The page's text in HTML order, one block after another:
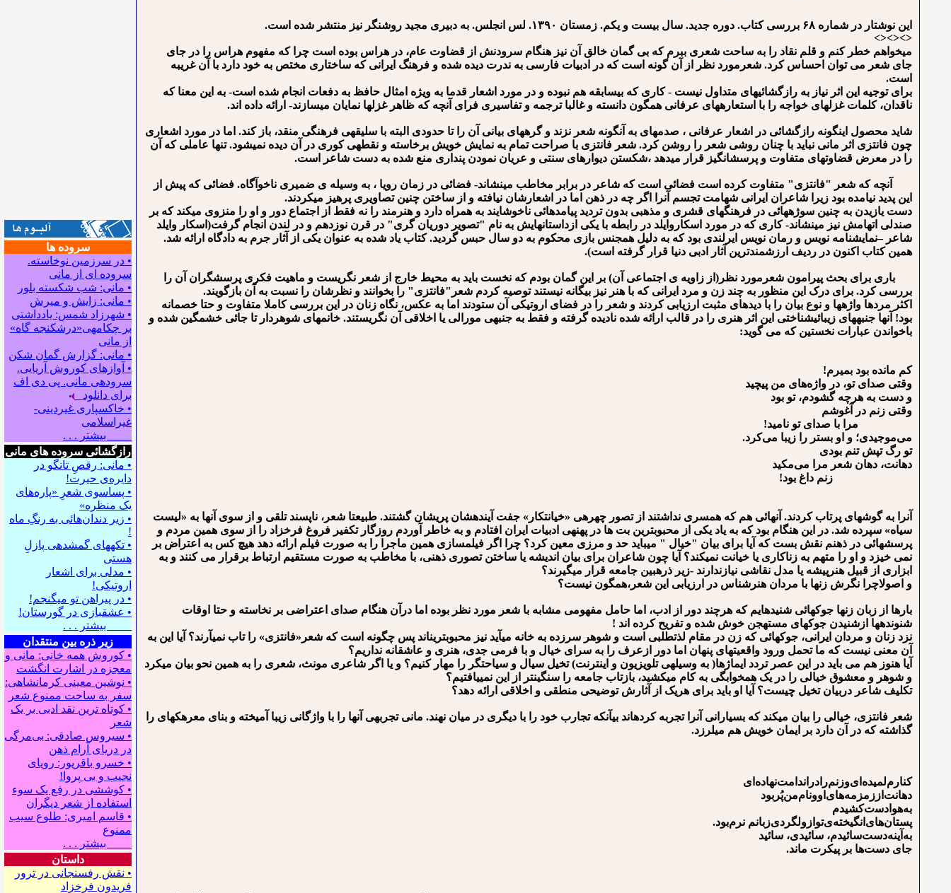
سروده ها
• در سرزمین نوخاسته.
سروده ای از مانی
• مانی: شب شکسته بلور
• مانی: زایش و میرش
• شهرزاد شمس: یادداشتی
بر چکامه‍ی«درشکنجه گاه»
از مانی
• مانی: گزارش گمان شکن
• آوازهای کوروش آریایی.
سروده‍ی مانی. پی دی اف
برای دانلود
• خاکسپاری غیردینی-
غیراسلامی
بیشتر . . .
رازگشائی سروده های مانی
• مانی: رقصِ تانگو در
دایره‌ی حیرت!
• پساسوی شعرِ «پاره‌های
یک منظره»
• زیر دندان‌هائی به رنگِ ماه
!
• تکه⁪های گمشده⁪ی پازلِ
هستی
• مدلی برای اشعار
اروتیکی!
• در پیراهن تو می⁪گنجم!
• عشقبازی در گورستان!
بیشتر . . .
زیر ذره بین منتقدان
• کوروش همه خانی: مانی و
معجزه در اشارت انگشت
• نوشین معینی کرمانشاهی:
سفر به ساحت ممنوع شعر
• کوتاه ترین نقد ادبی بر یک
شعر
• سیروس صادقی: بی‌مرگی
در دریای آرام ذهن
• خسرو باقرپور: ﺭوﻳﺎﻯ
ﻧﺠﻴﺐ ﻭ ﺑﻰ ﭘﺮﻭﺍ!
• کوششی در رفع یک سوء
استفاده از شعر دیگران
• قاسم امیری: طلوع سیب
ممنوع
بیشتر . . .
داستان
• نقش رفسنجانی در ترور
فریدون فرخزاد
این نوشتار در شماره ۶۸ بررسی کتاب. دوره جدید. سال بیست و یکم. زمستان ۱۳۹۰. لس انجلس. به دبیری مجید روشنگر نیز منتشر شده است.
<><><>
می⁪خواهم خطر کنم و قلم نقاد را به ساحت شعری ببرم که بی گمان خالق آن نیز هنگام سرودنش از قضاوت عام، در هراس بوده است چرا که مفهوم هراس را در جای
جای شعر می توان احساس کرد. شعرمورد نظر از آن گونه است که در ادبیات فارسی به ندرت دیده شده و فرهنگ ایرانی که ساختاری مختص به خود دارد با آن غریبه
است.
برای توجیه این اثر نیاز به رازگشائی⁪های متداول نیست - کاری که بی⁪سابقه هم نبوده و در مورد اشعار قدما به ویژه امثال حافظ به دفعات انجام شده است- به این معنا که
ناقدان، کلمات غزل⁪های خواجه را با استعاره⁪های عرفانی همگون دانسته و غالبا ترجمه و تفاسیری فرای آنچه که ظاهر غزل⁪ها نمایان می⁪سازند- ارائه داده اند.
شاید محصول اینگونه رازگشائی در اشعار عرفانی ، صدمه⁪ای به آنگونه شعر نزند و گره⁪های بیانی آن را تا حدودی البته با سلیقه⁪ی فرهنگی منقد، باز کند. اما در مورد اشعاری
چون فانتزی اثر مانی نباید با چنان روشی شعر را روشن کرد. شعر فانتزی با صراحت تمام به نمایش خویش برخاسته و نقطه⁪ی کوری در آن دیده نمی⁪شود. تنها عاملی که آن
را در معرض قضاوت⁪های متفاوت و پرسش⁪انگیز قرار می⁪دهد ،شکستن دیوارهای سنتی و عریان نمودن پنداری منع شده به دست شاعر است.
آنچه که شعر "فانتزی" متفاوت کرده است فضائی است که شاعر در برابر مخاطب می⁪نشاند- فضائی در زمان رویا ، به وسیله ی ضمیری ناخوآگاه. فضائی که پیش از
این پدید نیامده بود زیرا شاعران ایرانی شهامت تجسم آنرا اگر چه در ذهن اما در اشعارشان نیافته و از ساختن چنین تصاویری پرهیز می⁪کردند.
دست یازیدن به چنین سوژه⁪هائی در فرهنگ⁪های قشری و مذهبی بدون تردید پیامد⁪هائی ناخوشایند به همراه دارد و هنرمند را نه فقط از اجتماع دور و او را منزوی می⁪کند که بر
صندلی اتهامش نیز می⁪نشاند- کاری که در مورد اسکاروایلد در رابطه با یکی ازداستان⁪هایش به نام "تصویر دوریان⁪ گری" در قرن نوزدهم و در لندن انجام گرفت(اسکار وایلد
شاعر –نمایشنامه نویس و رمان نویس ایرلندی بود که به دلیل همجنس بازی محکوم به دو سال حبس گردید. کتاب یاد شده به عنوان یکی از آثار جرم به دادگاه ارائه شد.
همین کتاب اکنون در ردیف ارزشمندترین آثار ادبی دنیا قرار گرفته است).
باری برای بحث پیرامون شعرمورد نظر(از زاویه ی اجتماعی آن) بر این گمان بودم که نخست باید به محیط خارج از شعر نگریست و ماهیت فکری پرسشگران آن را
بررسی کرد. برای درک این منظور به چند زن و مرد ایرانی که با هنر نیز بیگانه نیستند توصیه کردم شعر"فانتزی" را بخوانند و نظرشان را نسبت به آن بازگویند.
اکثر مردها واژه⁪ها و نوع بیان را با دیده⁪ای مثبت ارزیابی کردند و شعر را در فضای اروتیکی آن ستودند اما به عکس، نگاه زنان در این بررسی کاملا متفاوت و حتا خصمانه
بود! آن⁪ها جنبه⁪های زیبائی⁪شناختی این اثر هنری را در قالب ارائه شده نادیده گرفته و فقط به جنبه⁪ی مورالی یا اخلاقی آن نگریستند. خانم⁪های شوهردار تا جائی خشمگین شده و
باخواندن عبارات نخستین که می گوید:
ﻛﻢ ﻣﺎﻧﺪﻩ ﺑﻮﺩ ﺑﻤﻴﺮﻡ!
ﻭﻗﺘﻰ ﺻﺪﺍﻯ ﺗﻮ، ﺩﺭ ﻭﺍﮊﻩﻫﺎﻯ ﻣﻦ ﭘﻴﭽﻴﺪ
ﻭ ﺩﺳﺖ ﺑﻪ ﻫﺮﭼﻪ ﮔﺸﻮﺩﻡ، ﺗﻮ ﺑﻮﺩ
ﻭﻗﺘﻰ ﺯ‌نم ﺩﺭ ﺁﻏﻮشم
ﻣﺮﺍ ﺑﺎ ﺻﺪﺍﻯ ﺗﻮ ﻧﺎﻣﻴﺪ!
ﻣﻰﻣﻮﺟﻴﺪﻯ؛ ﻭ ﺍﻭ ﺑﺴﺘﺮ ﺭﺍ ﺯﻳﺒﺎ ﻣﻰﻛﺮﺩ.
ﺗﻮ ﺭﮒ ﺗﭙﺶ تنم ﺑﻮﺩﻯ
ﺩﻫﺎنت، ﺩﻫﺎﻥ ﺷﻌﺮ ﻣﺮﺍ ﻣﻰﻣﻜﻴﺪ
ﺯ‌نم ﺩﺍﻍ ﺑﻮﺩ!
آنرا به گوشه⁪ای پرتاب کردند. آن⁪هائی هم که همسری نداشتند از تصور چهره⁪ی «خیانتکار» جفت آینده⁪شان پریشان گشتند. طبیعتا شعر، ناپسند تلقی و از سوی آن⁪ها به «لیست
سیاه» سپرده شد. در این هنگام بود که به یاد یکی از محبوب⁪ترین بت ها در پهنه⁪ی ادبیات ایران افتادم و به خاطر آوردم روزگار تکفیر فروغ فرخزاد را از سوی همین مردم و
پرسش⁪هائی در ذهنم نقش بست که آیا برای بیان "خیال " می⁪باید حد و مرزی معین کرد؟ چرا اگر فیلمسازی همین ماجرا را به صورت فیلم ارائه دهد هیچ⁪ کس به اعتراض بر
نمی خیزد و او را متهم به زناکاری یا خیانت نمی⁪کند؟ آیا چون شاعران برای بیان ⁪اندیشه یا ساختن تصوری ذهنی، با مخاطب به صورت مستقیم ارتباط برقرار می⁪ کنند و به
ابزاری از قبیل هنرپیشه یا مدل نقاشی نیازندارند -زیر ذره⁪بین جامعه قرار می⁪گیرند؟
و اصولاچرا نگرش زن⁪ها با مردان هنرشناس در ارزیابی این شعر،همگون نیست؟
بارها از زبان زن⁪ها جوک⁪هائی شنیده⁪ایم که هرچند دور از ادب، اما حامل مفهومی مشابه با شعر مورد نظر بوده اما درآن هنگام صدای اعتراضی بر نخاسته و حتا اوقات
شنونده⁪ها ازشنیدن جوک⁪های مستهجن خوش شده و تفریح کرده اند !
نزد زنان و مردان ایرانی، جوک⁪هائی که زن در مقام لذت⁪طلبی است و شوهر سرزده به خانه می⁪آید نیز محبوب⁪ترین⁪اند پس چگونه است که شعر«فانتزی» را تاب نمی⁪آرند؟ آیا این به
آن معنی نیست که ما تحمل ورود واقعیت⁪های پنهان اما دور ازعرف را به سرای خیال و با فرمی جدی، هنری و عاشقانه نداریم؟
آیا هنوز هم می باید در این عصر تردد ایماژها( به وسیله⁪ی تلویزیون و اینترنت) تخیل سیال و سیاحتگر را مهار کنیم؟ و یا اگر شاعری مونث، شعری را به همین نحو بیان می⁪کرد
و شوهر و معشوق خیالی را در یک همخوابگی به کام می⁪کشید، بازتاب جامعه را سنگین⁪تر از این نمی⁪یافتیم؟
تکلیف شاعر دربیان تخیل چیست؟ آیا او باید برای هریک از آثارش توضیحی منطقی و اخلاقی ارائه دهد؟
شعر فانتزی، خیالی را بیان می⁪کند که بسیارانی آنرا تجربه کرده⁪اند بی⁪آنکه تجارب خود را با دیگری در میان نهند. مانی تجربه⁪ی آن⁪ها را با واژگانی زیبا آمیخته و بنای معره⁪که⁪ای را
گذاشته که در آن دارد بر ایمان خویش هم می⁪لرزد.
ﻛﻨﺎﺭﻡﻟﻤﻴﺪﻩﺍﻯﻭﺯ‌نمﺭﺍﺩﺭﺍﻧﺪﺍمتﻧﻬﺎﺩﻩﺍﻯ
ﺩﻫﺎنتﺍﺯﺯﻣﺰﻣﻪﻫﺎﻯﺍﻭﻭﻧﺎﻡﻣﻦپُرﺑﻮﺩ
ﺑﻪﻫﻮﺍﺩﺳتﻛﺸﻴﺪﻡ
ﭘﺴﺘﺎﻥﻫﺎﻯﺍﻧﮕﻴﺨﺘﻪﻯﺗﻮﺍﺯﻭﻟﮕﺮﺩﻯﺯﺑﺎ‌نم نرمﺑﻮﺩ.
ﺑﻪﺁﻳﻨﻪﺩﺳﺖﺳﺎﺋﻴﺪﻡ، ﺳﺎﺋﻴﺪﻯ، ﺳﺎﺋﻴﺪ
ﺟﺎﻯ ﺩﺳﺖﻫﺎ ﺑﺮ پیکرت ﻣﺎﻧﺪ.